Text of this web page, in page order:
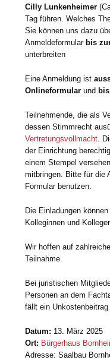
Cilly Lunkenheimer
Tag führen. Welches
Sie können uns dazu
Anmeldeformular bis
unterbreiten
Eine Anmeldung ist
Onlineformular und
Teilnehmende, die als
dessen Stimmrecht
Vertretungsvollmacht .
der Einrichtung
einem Stempel
mitbringen. Bitte für die
Formular benutzen.
Die Einladungen
Kolleginnen und
Wir hoffen auf
Teilnahme.
Bei juristischen
Personen an dem
fällt ein
Datum: 13. März 2025
Ort: Bürgerhaus
Adresse: Saalbau